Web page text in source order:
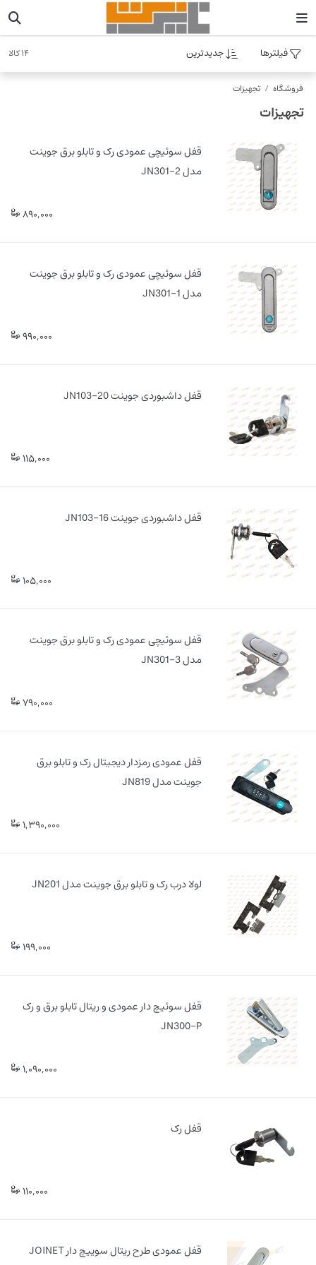
فیلترها جدیدترین 14 کالا
فروشگاه تجهیزات
تجهیزات
قفل سوئیچی عمودی رک و تابلو برق جوینت
مدل JN301-2
890,000
قفل سوئیچی عمودی رک و تابلو برق جوینت
مدل JN301-1
990,000
قفل داشبوردی جوینت JN103-20
115,000
قفل داشبوردی جوینت JN103-16
105,000
قفل سوئیچی عمودی رک و تابلو برق جوینت
مدل JN301-3
790,000
قفل عمودی رمزدار دیجیتال رک و تابلو برق
جوینت مدل JN819
1,390,000
لولا درب رک و تابلو برق جوینت مدل JN201
199,000
قفل سوئیچ دار عمودی و ریتال تابلو برق و رک
JN300-P
1,090,000
قفل رک
110,000
قفل عمودی طرح ریتال سوییچ دار JOINET